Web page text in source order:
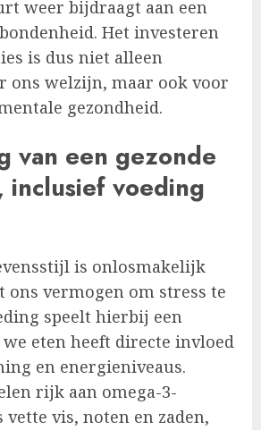
weer bijdraagt aan een
Het investeren
is dus niet alleen
ons welzijn, maar ook voor
gezondheid.
van een gezonde
inclusief voeding
is onlosmakelijk
ons vermogen om stress te
speelt hierbij een
eten heeft directe invloed
en energieniveaus.
rijk aan omega-3-
vette vis, noten en zaden,